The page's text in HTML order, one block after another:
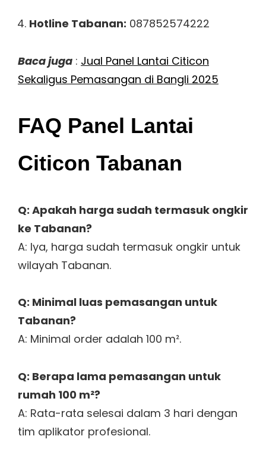
Hotline Tabanan: 087852574222
Baca juga : Jual Panel Lantai Citicon
Sekaligus Pemasangan di Bangli 2025
FAQ Panel Lantai
Citicon Tabanan
Q: Apakah harga sudah termasuk ongkir
ke Tabanan?
A: Iya, harga sudah termasuk ongkir untuk
wilayah Tabanan.
Q: Minimal luas pemasangan untuk
Tabanan?
A: Minimal order adalah 100 m².
Q: Berapa lama pemasangan untuk
rumah 100 m²?
A: Rata-rata selesai dalam 3 hari dengan
tim aplikator profesional.